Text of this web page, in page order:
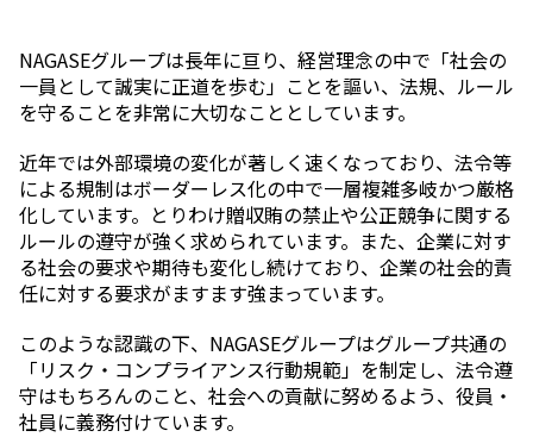
先進機能材料事業部
モビリティソリューションズ事業部
ライフ＆ヘルスケア製品事業部
ナガセアプリケーションワークショップ
未来共創室
NAGASEバイオテック室
IR（投資家情報）
IRニュース：2026年
IRライブラリー
個人株主・投資家の皆様へ
株主・株式情報
財務情報
NAGASEグループは長年に亘り、経営理念の中で「社会の
一員として誠実に正道を歩む」ことを謳い、法規、ルール
を守ることを非常に大切なこととしています。
近年では外部環境の変化が著しく速くなっており、法令等
による規制はボーダーレス化の中で一層複雑多岐かつ厳格
化しています。とりわけ贈収賄の禁止や公正競争に関する
ルールの遵守が強く求められています。また、企業に対す
る社会の要求や期待も変化し続けており、企業の社会的責
任に対する要求がますます強まっています。
このような認識の下、NAGASEグループはグループ共通の
「リスク・コンプライアンス行動規範」を制定し、法令遵
守はもちろんのこと、社会への貢献に努めるよう、役員・
社員に義務付けています。